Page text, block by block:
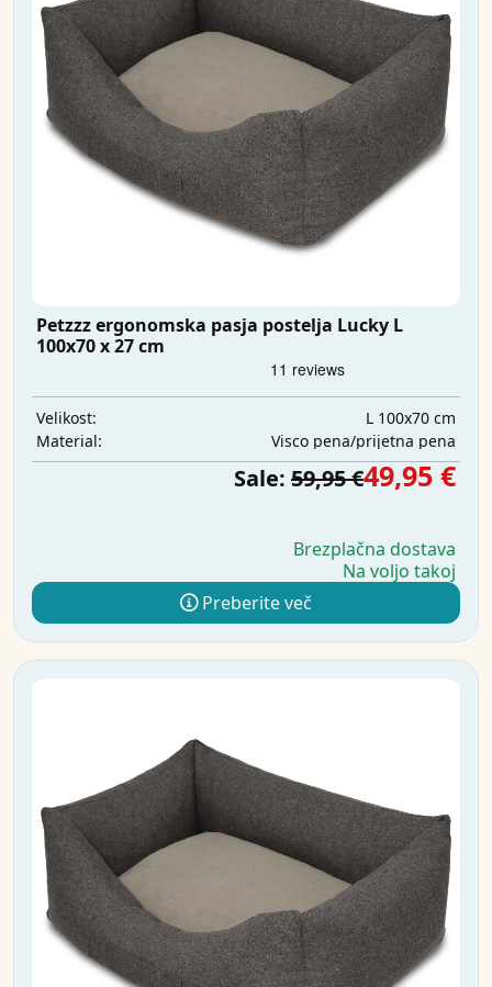
Petzzz ergonomska pasja postelja Lucky L
100x70 x 27 cm
Velikost:
L 100x70 cm
Material:
Visco pena/prijetna pena
Sale: 59,95 €49,95 €
Brezplačna dostava
Na voljo takoj
Preberite več